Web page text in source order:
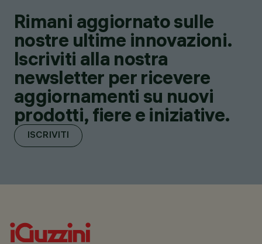
Rimani aggiornato sulle
nostre ultime innovazioni.
Iscriviti alla nostra
newsletter per ricevere
aggiornamenti su nuovi
prodotti, fiere e iniziative.
ISCRIVITI